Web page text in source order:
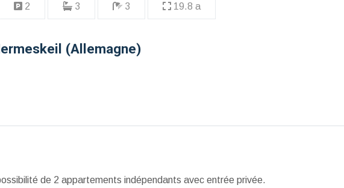
2 3 3 19.8 a
(Allemagne)
de 2 appartements indépendants avec entrée privée.